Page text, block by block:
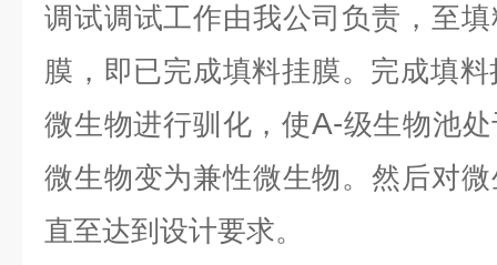
调试调试工作由我公司负责，至
膜，即已完成填料挂膜。完成填
微生物进行驯化，使A-级生物池
微生物变为兼性微生物。然后对
直至达到设计要求。